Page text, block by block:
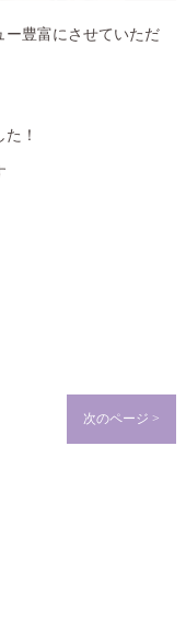
ー豊富にさせていただ
！
次のページ >